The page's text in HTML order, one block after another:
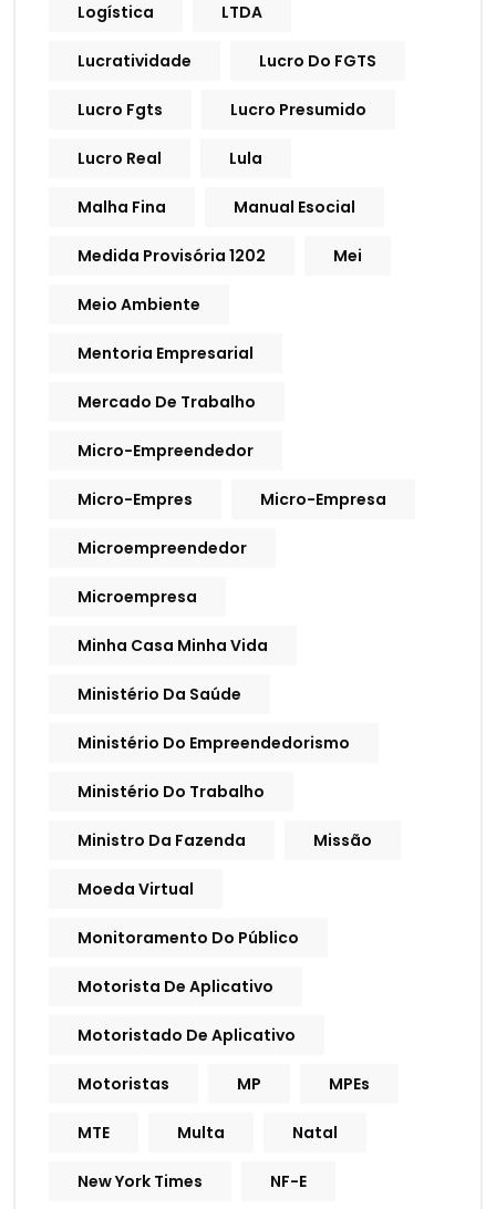
Logística LTDA
Lucratividade Lucro Do FGTS
Lucro Fgts Lucro Presumido
Lucro Real Lula
Malha Fina Manual Esocial
Medida Provisória 1202 Mei
Meio Ambiente
Mentoria Empresarial
Mercado De Trabalho
Micro-Empreendedor
Micro-Empres Micro-Empresa
Microempreendedor
Microempresa
Minha Casa Minha Vida
Ministério Da Saúde
Ministério Do Empreendedorismo
Ministério Do Trabalho
Ministro Da Fazenda Missão
Moeda Virtual
Monitoramento Do Público
Motorista De Aplicativo
Motoristado De Aplicativo
Motoristas MP MPEs
MTE Multa Natal
New York Times NF-E